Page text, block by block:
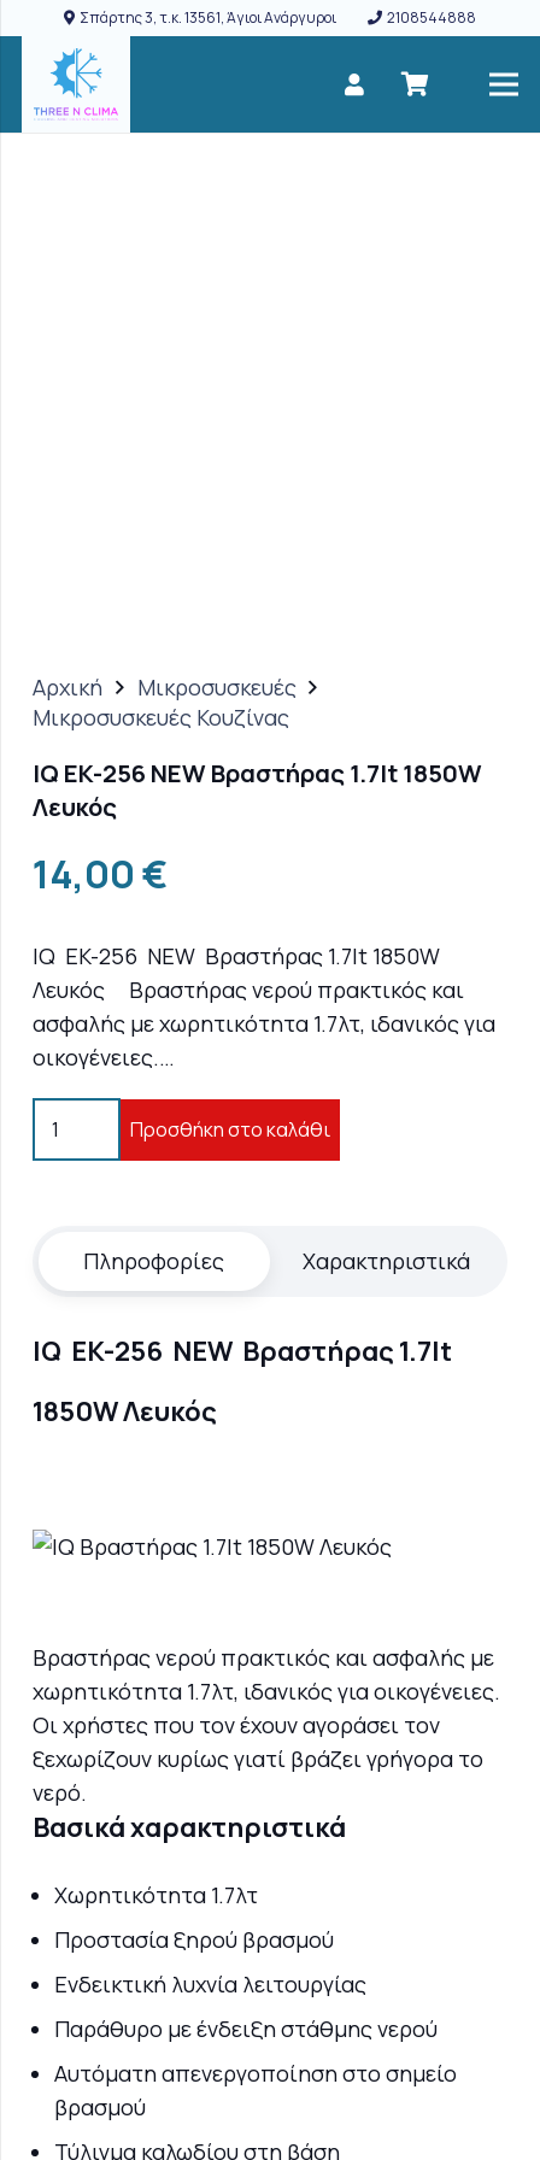
Σπάρτης 3, τ.κ. 13561, Άγιοι Ανάργυροι 2108544888
Αρχική
Μικροσυσκευές
Μικροσυσκευές Κουζίνας
IQ EK-256 NEW Βραστήρας 1.7lt 1850W
Λευκός
14,00€
IQ EK-256 NEW Βραστήρας 1.7lt 1850W
Λευκός Βραστήρας νερού πρακτικός και
ασφαλής με χωρητικότητα 1.7λτ, ιδανικός για
οικογένειες.…
Βραστήρας
1.7lt
Λευκός
Προσθήκη στο καλάθι
Πληροφορίες Χαρακτηριστικά
IQ EK-256 NEW Βραστήρας 1.7lt
1850W Λευκός
Βραστήρας νερού πρακτικός και ασφαλής με
χωρητικότητα 1.7λτ, ιδανικός για οικογένειες.
Οι χρήστες που τον έχουν αγοράσει τον
ξεχωρίζουν κυρίως γιατί βράζει γρήγορα το
νερό.
Βασικά χαρακτηριστικά
Χωρητικότητα 1.7λτ
Προστασία ξηρού βρασμού
Ενδεικτική λυχνία λειτουργίας
Παράθυρο με ένδειξη στάθμης νερού
Αυτόματη απενεργοποίηση στο σημείο
βρασμού
Τύλιγμα καλωδίου στη βάση